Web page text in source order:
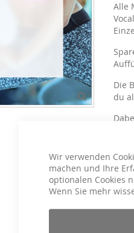
Wir verwenden
machen und Ihre
optionalen Cookies
Wenn Sie mehr
Alle
Die
du
•
•
•
•
•
•
•